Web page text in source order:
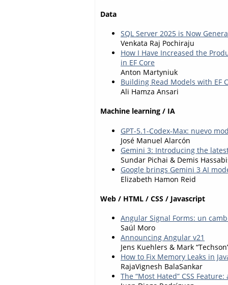
Data
SQL Server 2025 is Now
Venkata Raj Pochiraju
How I Have Increased the
in EF Core
Anton Martyniuk
Building Read Models with EF
Ali Hamza Ansari
Machine learning / IA
GPT-5.1-Codex-Max: nuevo
José Manuel Alarcón
Gemini 3: Introducing the
Sundar Pichai & Demis
Google brings Gemini 3 AI
Elizabeth Hamon Reid
Web / HTML / CSS / Javascript
Angular Signal Forms: un
Saúl Moro
Announcing Angular v21
Jens Kuehlers & Mark
How to Fix Memory Leaks in
RajaVignesh BalaSankar
The “Most Hated” CSS